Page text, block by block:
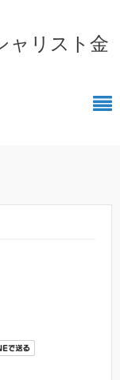
ャリスト金